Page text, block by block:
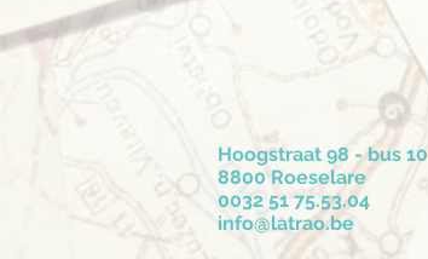
Hoogstraat 98 - bus 10
8800 Roeselare
0032 51 75.53.04
info@latrao.be